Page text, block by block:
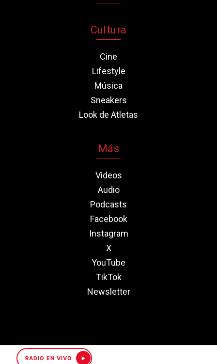
RADIO EN VIVO
Cultura
Cine
Lifestyle
Música
Sneakers
Look de Atletas
Más
Videos
Audio
Podcasts
Facebook
Instagram
X
YouTube
TikTok
Newsletter